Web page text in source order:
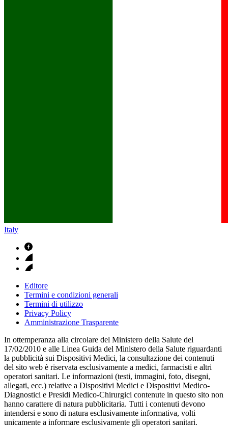
Italy
Editore
Termini e condizioni generali
Termini di utilizzo
Privacy Policy
Amministrazione Trasparente
In ottemperanza alla circolare del Ministero della Salute del
17/02/2010 e alle Linea Guida del Ministero della Salute riguardanti
la pubblicità sui Dispositivi Medici, la consultazione dei contenuti
del sito web è riservata esclusivamente a medici, farmacisti e altri
operatori sanitari. Le informazioni (testi, immagini, foto, disegni,
allegati, ecc.) relative a Dispositivi Medici e Dispositivi Medico-
Diagnostici e Presidi Medico-Chirurgici contenute in questo sito non
hanno carattere di natura pubblicitaria. Tutti i contenuti devono
intendersi e sono di natura esclusivamente informativa, volti
unicamente a informare esclusivamente gli operatori sanitari.